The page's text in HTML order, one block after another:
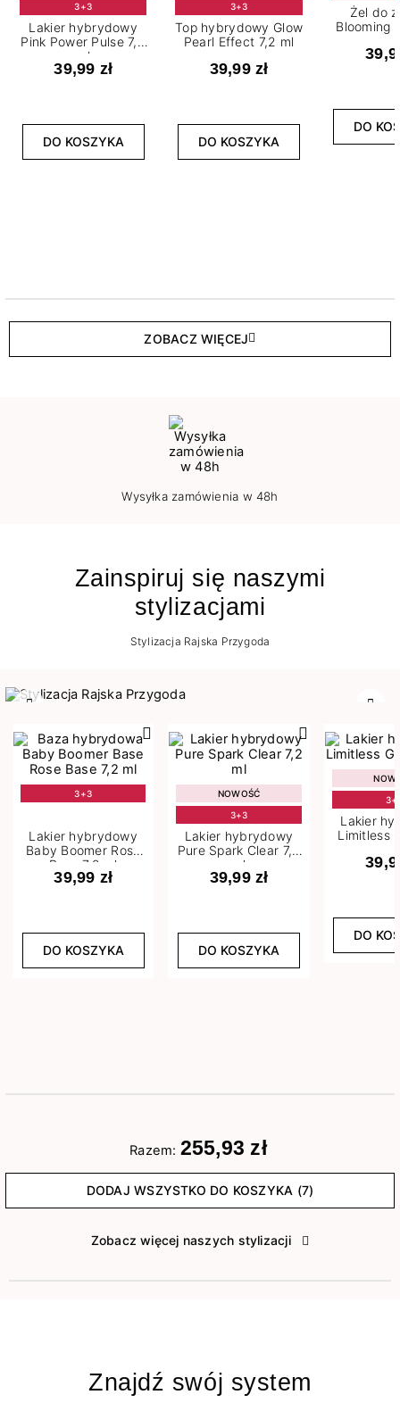
3+3
Lakier hybrydowy
Pink Power Pulse 7,2
ml
39,99 zł
DO KOSZYKA
3+3
Top hybrydowy Glow
Pearl Effect 7,2 ml
39,99 zł
DO KOSZYKA
Żel do
Blooming
DO
ZOBACZ WIĘCEJ
Wysyłka zamówienia w 48h
Zainspiruj się naszymi
stylizacjami
Stylizacja Rajska Przygoda
3+3
Lakier hybrydowy
Baby Boomer Rose
Base 7,2 ml
39,99 zł
DO KOSZYKA
NOWOŚĆ
3+3
Lakier hybrydowy
Pure Spark Clear 7,2
ml
39,99 zł
DO KOSZYKA
Lakier
Limitless
DO
Razem: 255,93 zł
DODAJ WSZYSTKO DO KOSZYKA (7)
Zobacz więcej naszych stylizacji
Znajdź swój system